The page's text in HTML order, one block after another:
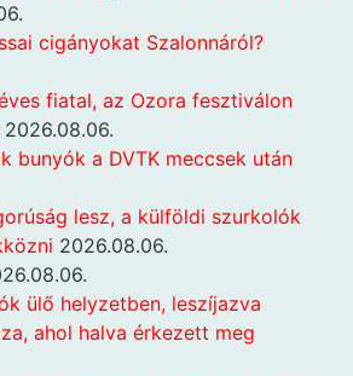
cigányokat Szalonnáról?
fiatal, az Ozora fesztiválon
2026.08.06.
bunyók a DVTK meccsek után
lesz, a külföldi szurkolók
2026.08.06.
ülő helyzetben, leszíjazva
ahol halva érkezett meg